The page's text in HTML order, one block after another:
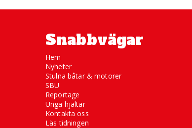
Snabbvägar
Hem
Nyheter
Stulna båtar & motorer
SBU
Reportage
Unga hjältar
Kontakta oss
Läs tidningen